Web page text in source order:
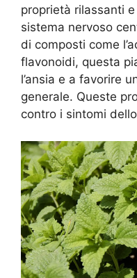
proprietà rilassanti
sistema nervoso
di composti come
flavonoidi, questa
l’ansia e a favorire
generale. Queste
contro i sintomi